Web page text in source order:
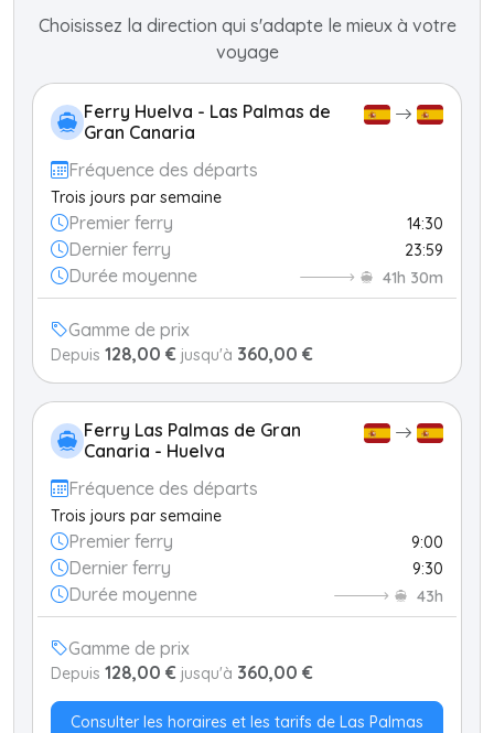
Choisissez la direction qui s'adapte le mieux à votre
voyage
Ferry Huelva - Las Palmas de
Gran Canaria
Fréquence des départs
Trois jours par semaine
Premier ferry 14:30
Dernier ferry 23:59
Durée moyenne 41h 30m
Gamme de prix
Depuis 128,00 € jusqu'à 360,00 €
Ferry Las Palmas de Gran
Canaria - Huelva
Fréquence des départs
Trois jours par semaine
Premier ferry 9:00
Dernier ferry 9:30
Durée moyenne 43h
Gamme de prix
Depuis 128,00 € jusqu'à 360,00 €
Consulter les horaires et les tarifs de Las Palmas